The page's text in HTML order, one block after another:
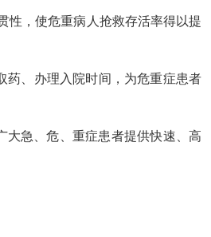
性，使危重病人抢救存活率得以提
、办理入院时间，为危重症患者
急、危、重症患者提供快速、高